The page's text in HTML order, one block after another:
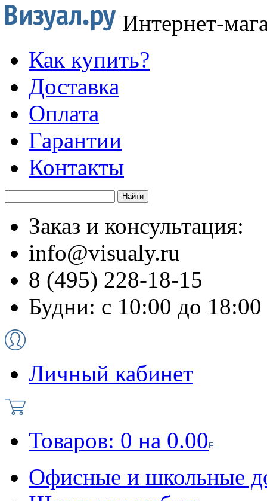
Интернет-
Как купить?
Доставка
Оплата
Гарантии
Контакты
Заказ и консультация:
info@visualy.ru
8 (495) 228-18-15
Будни: с 10:00 до 18:00
Личный кабинет
Товаров: 0 на 0.00
Офисные и школьные